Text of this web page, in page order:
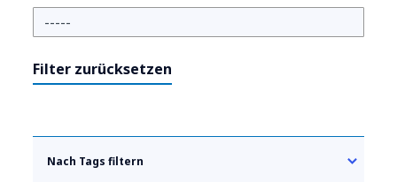
Filter zurücksetzen
Nach Tags filtern